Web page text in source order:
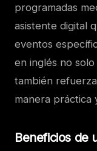
programadas
asistente digital
eventos
en inglés no
también
manera práctica
Beneficios de